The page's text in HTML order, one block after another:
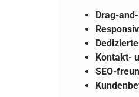
Drag-
Kontakt-
SEO-